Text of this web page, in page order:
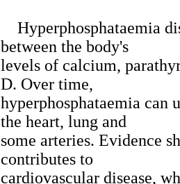
Hyperphosphataemia
between the body's
levels of calcium,
D. Over time,
hyperphosphataemia
the heart, lung and
some arteries. Evidence
contributes to
cardiovascular disease,